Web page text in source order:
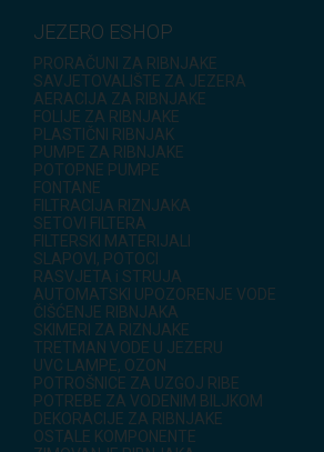
JEZERO ESHOP
PRORAČUNI ZA RIBNJAKE
SAVJETOVALIŠTE ZA JEZERA
AERACIJA ZA RIBNJAKE
FOLIJE ZA RIBNJAKE
PLASTIČNI RIBNJAK
PUMPE ZA RIBNJAKE
POTOPNE PUMPE
FONTANE
FILTRACIJA RIZNJAKA
SETOVI FILTERA
FILTERSKI MATERIJALI
SLAPOVI, POTOCI
RASVJETA i STRUJA
AUTOMATSKI UPOZORENJE VODE
ČIŠĆENJE RIBNJAKA
SKIMERI ZA RIZNJAKE
TRETMAN VODE U JEZERU
UVC LAMPE, OZON
POTROŠNICE ZA UZGOJ RIBE
POTREBE ZA VODENIM BILJKOM
DEKORACIJE ZA RIBNJAKE
OSTALE KOMPONENTE